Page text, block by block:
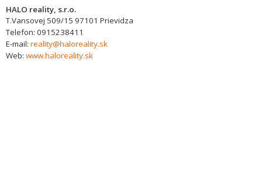
HALO reality, s.r.o.
T.Vansovej 509/15 97101 Prievidza
Telefon: 0915238411
E-mail: reality@haloreality.sk
Web: www.haloreality.sk